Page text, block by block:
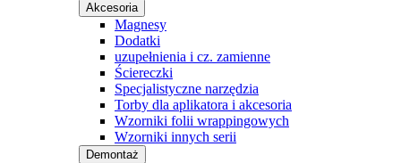
Akcesoria
Magnesy
Dodatki
uzupełnienia i cz. zamienne
Ściereczki
Specjalistyczne narzędzia
Torby dla aplikatora i akcesoria
Wzorniki folii wrappingowych
Wzorniki innych serii
Demontaż